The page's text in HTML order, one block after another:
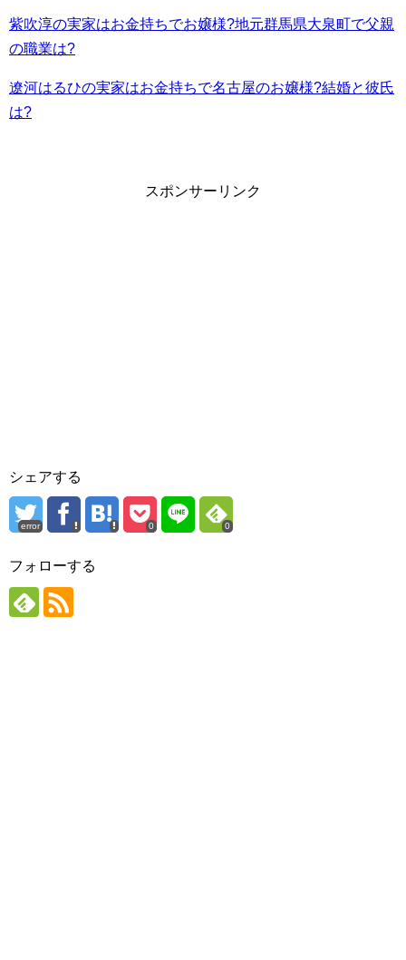
紫吹淳の実家はお金持ちでお嬢様?地元群馬県大泉町で父親
の職業は?
遼河はるひの実家はお金持ちで名古屋のお嬢様?結婚と彼氏
は?
スポンサーリンク
シェアする
error 0 0
フォローする